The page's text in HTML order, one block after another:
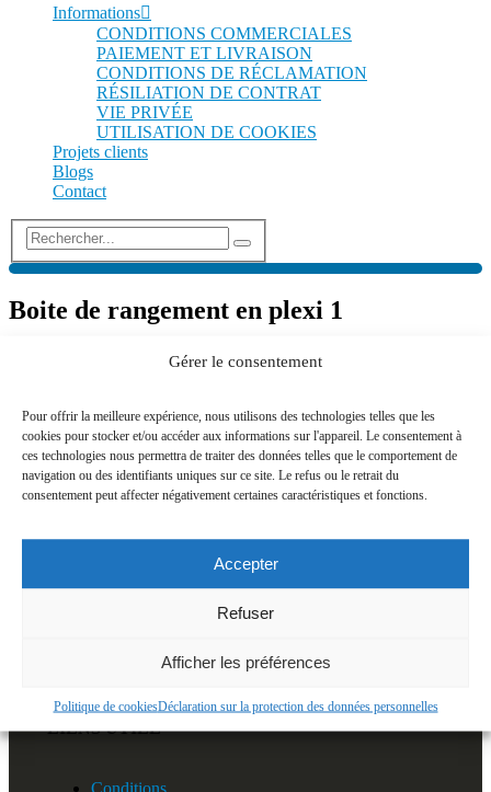
Gérer le consentement
Pour offrir la meilleure expérience, nous utilisons des technologies telles que les
cookies pour stocker et/ou accéder aux informations sur l'appareil. Le consentement à
ces technologies nous permettra de traiter des données telles que le comportement de
navigation ou des identifiants uniques sur ce site. Le refus ou le retrait du
consentement peut affecter négativement certaines caractéristiques et fonctions.
Accepter
Refuser
Afficher les préférences
Politique de cookiesDéclaration sur la protection des données personnelles
Informations
CONDITIONS COMMERCIALES
PAIEMENT ET LIVRAISON
CONDITIONS DE RÉCLAMATION
RÉSILIATION DE CONTRAT
VIE PRIVÉE
UTILISATION DE COOKIES
Projets clients
Blogs
Contact
Boite de rangement en plexi 1
Nous contacter
infos@alecomedia.fr
LIENS UTILE
Conditions